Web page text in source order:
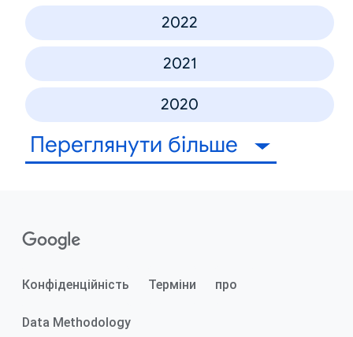
2022
2021
2020
Переглянути більше
Конфіденційність Терміни про
Data Methodology